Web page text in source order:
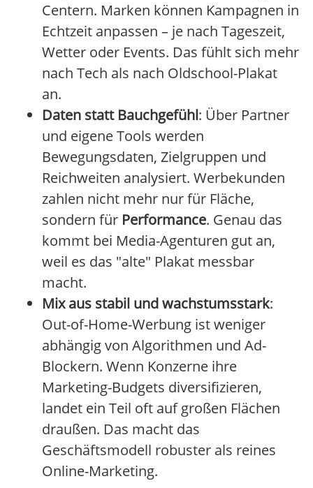
Centern. Marken können Kampagnen in
Echtzeit anpassen – je nach Tageszeit,
Wetter oder Events. Das fühlt sich mehr
nach Tech als nach Oldschool-Plakat
an.
Daten statt Bauchgefühl: Über Partner
und eigene Tools werden
Bewegungsdaten, Zielgruppen und
Reichweiten analysiert. Werbekunden
zahlen nicht mehr nur für Fläche,
sondern für Performance. Genau das
kommt bei Media-Agenturen gut an,
weil es das "alte" Plakat messbar
macht.
Mix aus stabil und wachstumsstark:
Out-of-Home-Werbung ist weniger
abhängig von Algorithmen und Ad-
Blockern. Wenn Konzerne ihre
Marketing-Budgets diversifizieren,
landet ein Teil oft auf großen Flächen
draußen. Das macht das
Geschäftsmodell robuster als reines
Online-Marketing.